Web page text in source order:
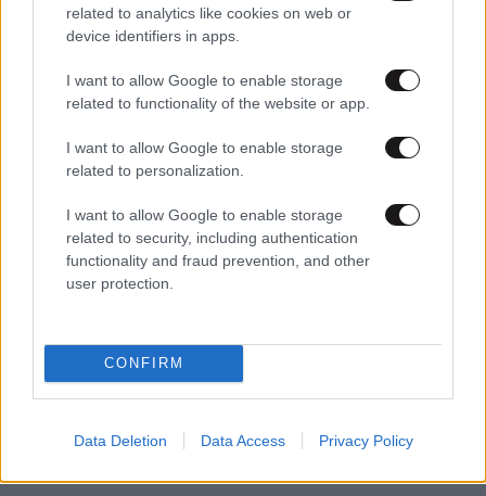
related to analytics like cookies on web or
device identifiers in apps.
I want to allow Google to enable storage
related to functionality of the website or app.
I want to allow Google to enable storage
related to personalization.
I want to allow Google to enable storage
related to security, including authentication
functionality and fraud prevention, and other
user protection.
CONFIRM
Data Deletion Data Access Privacy Policy
Πολύ 22·07·2025 13:51
Νόημα έχει γενικά όλη η ζωή σου..γελάμε με σένα
Απαντήστε
για να δούμε... θα επιστρέψει και στο άθλημα; γιατί
για τώρα δεν είναι πουθενά...
Απαντήστε